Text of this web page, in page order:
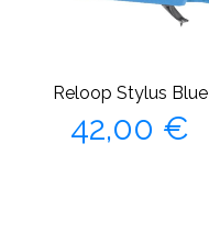
Reloop Stylus Blue
Precio
42,00 €